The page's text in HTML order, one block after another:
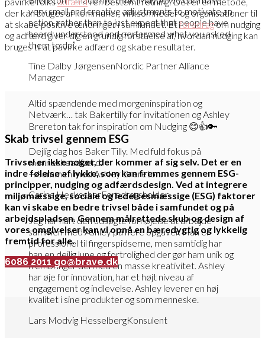
very small and creative adjustments to motivate an
action, rather than to just expect that people have
heard, understood and performed what you asked
them to do”.
Tine Dalby JørgensenNordic Partner Alliance
Manager
Altid spændende med morgeninspiration og
Netværk… tak Bakertilly for invitationen og Ashley
Brereton tak for inspiration om Nudging 😊👍🔑
Dejlig dag hos Baker Tilly. Med fuld fokus på
menneskeadfærd.
— sammen med Ashley Brereton.
Carina HeckscherForedragsholder
Jeg har haft den udsøgte fornøjelse at arbejde
sammen med Ashley på flere opgaver. Han er
professionel til fingerspidserne, men samtidig har
han en dejlig lune og fortrolighed der gør ham unik og
frembringer dermed en masse kreativitet. Ashley
har øje for innovation, har et højt niveau af
engagement og indlevelse. Ashley leverer en høj
kvalitet i sine produkter og som menneske.
Lars Modvig HesselbergKonsulent
der kan bruges af kommuner, virksomheder og organisationer til
at skabe positive ændringer i samfundet. Etforedragom nudging
og adfærd giver dig en grundig forståelse af, hvordan nudging kan
bruges til at påvirke adfærd og skabe resultater.
Skab trivsel gennem ESG
Trivsel er ikke noget, der kommer af sig selv. Det er en
indre følelse af lykke, som kan fremmes gennem ESG-
principper, nudging og adfærdsdesign. Ved at integrere
miljømæssige, sociale og ledelsesmæssige (ESG) faktorer
kan vi skabe en bedre trivsel både i samfundet og på
arbejdspladsen. Gennem målrettede skub og design af
vores omgivelser kan vi opnå en bæredygtig og lykkelig
fremtid for alle.
6086 2011 go@brave.dk